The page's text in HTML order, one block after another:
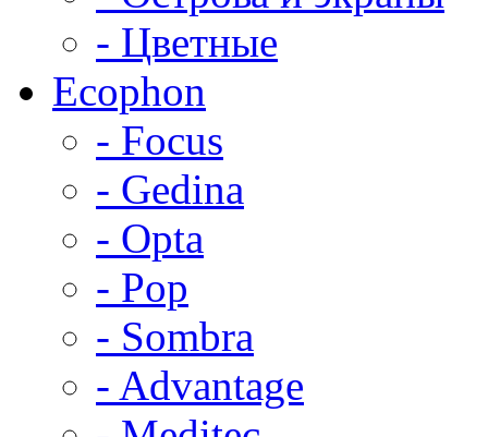
- Цветные
Ecophon
- Focus
- Gedina
- Opta
- Pop
- Sombra
- Advantage